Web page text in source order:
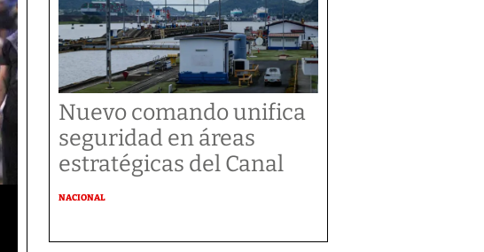
Nuevo comando unifica
seguridad en áreas
estratégicas del Canal
NACIONAL